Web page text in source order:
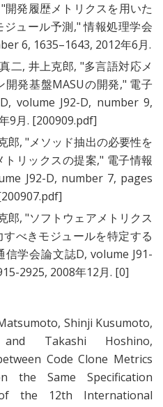
開発履歴メトリクスを用いた
ュール予測," 情報処理学会
6, 1635–1643, 2012年6月.
二, 井上克郎, "多言語対応メ
開発基盤MASUの開発," 電子
volume J92-D, number 9,
9月. [200909.pdf]
郎, "メソッド抽出の必要性を
リックスの提案," 電子情報
J92-D, number 7, pages
郎, "ソフトウェアメトリクス
べきモジュールを特定する
信学会論文誌D, volume J91-
2925, 2008年12月. [0]
, Shinji Kusumoto,
Takashi Hoshino,
Code Clone Metrics
the Same Specification
the 12th International